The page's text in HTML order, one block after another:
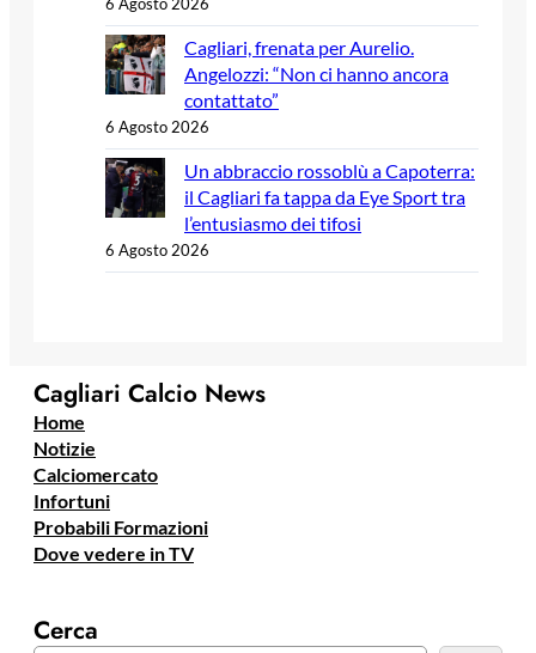
Cagliari, frenata per Aurelio.
Angelozzi: “Non ci hanno ancora
contattato”
6 Agosto 2026
Un abbraccio rossoblù a Capoterra:
il Cagliari fa tappa da Eye Sport tra
l’entusiasmo dei tifosi
6 Agosto 2026
Cagliari Calcio News
Home
Notizie
Calciomercato
Infortuni
Probabili Formazioni
Dove vedere in TV
Cerca